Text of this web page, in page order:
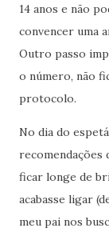
14 anos e não
convencer uma
Outro passo
o número, não
protocolo.
No dia do
recomendações
ficar longe de
acabasse ligar
meu pai nos